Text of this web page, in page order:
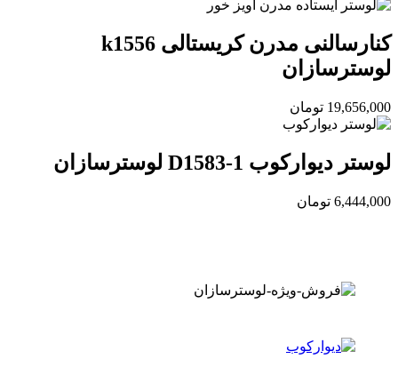
کنارسالنی مدرن کریستالی k1556
لوسترسازان
19,656,000 تومان
لوستر دیوارکوب D1583-1 لوسترسازان
6,444,000 تومان